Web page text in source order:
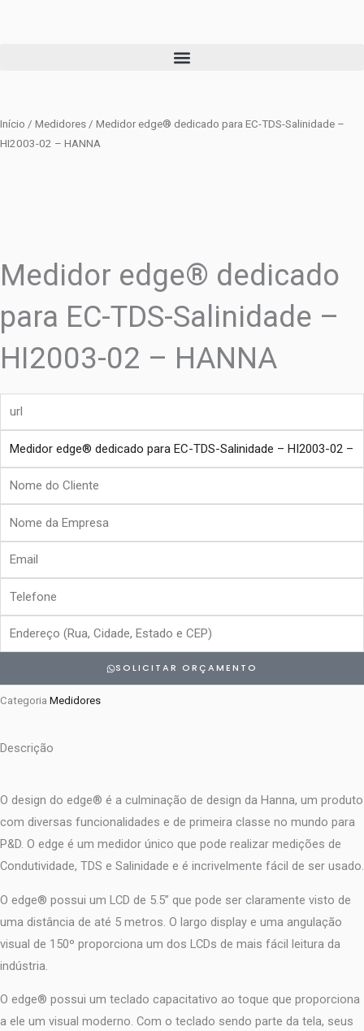
Início / Medidores / Medidor edge® dedicado para EC-TDS-Salinidade –
HI2003-02 – HANNA
Medidor edge® dedicado
para EC-TDS-Salinidade –
HI2003-02 – HANNA
Nome
Cliente
Empresa
Email
Endereço
SOLICITAR ORÇAMENTO
Categoria Medidores
Descrição
O design do edge® é a culminação de design da Hanna, um produto
com diversas funcionalidades e de primeira classe no mundo para
P&D. O edge é um medidor único que pode realizar medições de
Condutividade, TDS e Salinidade e é incrivelmente fácil de ser usado.
O edge® possui um LCD de 5.5” que pode ser claramente visto de
uma distância de até 5 metros. O largo display e uma angulação
visual de 150º proporciona um dos LCDs de mais fácil leitura da
indústria.
O edge® possui um teclado capacitativo ao toque que proporciona
a ele um visual moderno. Com o teclado sendo parte da tela, seus